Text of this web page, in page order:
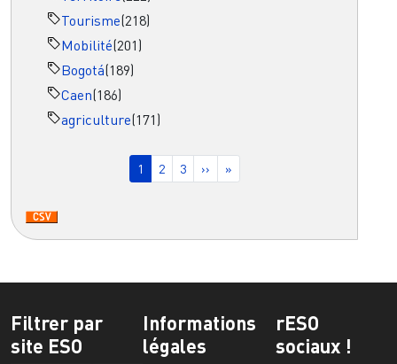
Tourisme(218)
Mobilité(201)
Bogotá(189)
Caen(186)
agriculture(171)
Page courante
1 Page
2 Page
3 Page suivante
›› Dernière page
»
Filtrer par
site ESO
Informations
légales
rESO
sociaux !